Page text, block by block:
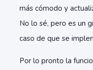
más cómodo y
No lo sé, pero es un
caso de que se
Por lo pronto la